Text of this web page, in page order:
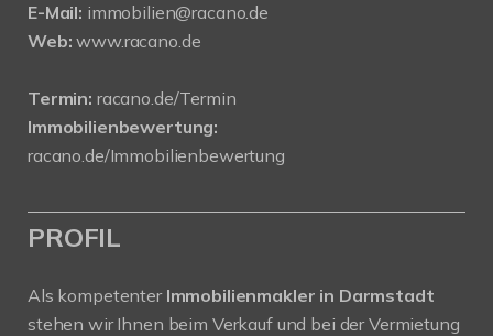
E-Mail: immobilien@racano.de
Web: www.racano.de
Termin: racano.de/Termin
Immobilienbewertung:
racano.de/Immobilienbewertung
PROFIL
Als kompetenter Immobilienmakler in Darmstadt
stehen wir Ihnen beim Verkauf und bei der Vermietung